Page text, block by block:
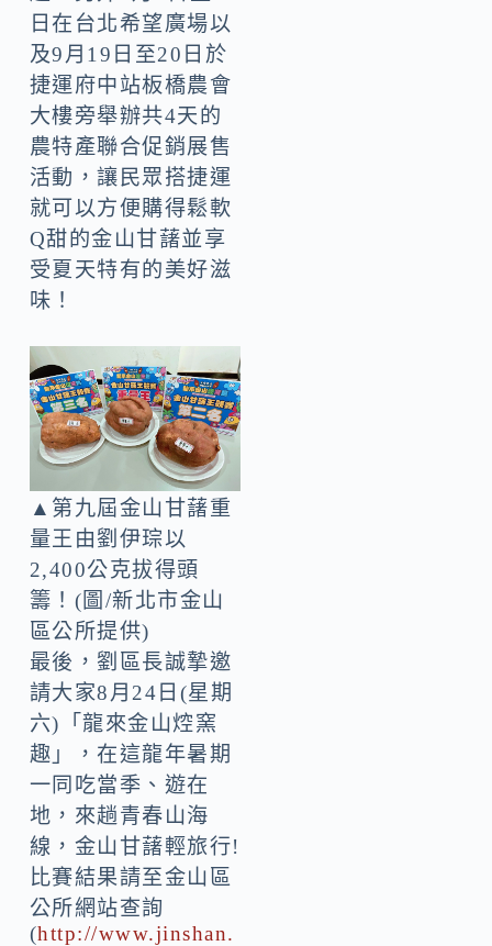
日在台北希望廣場以
及9月19日至20日於
捷運府中站板橋農會
大樓旁舉辦共4天的
農特產聯合促銷展售
活動，讓民眾搭捷運
就可以方便購得鬆軟
Q甜的金山甘藷並享
受夏天特有的美好滋
味！
▲第九屆金山甘藷重
量王由劉伊琮以
2,400公克拔得頭
籌！(圖/新北市金山
區公所提供)
最後，劉區長誠摯邀
請大家8月24日(星期
六)「龍來金山焢窯
趣」，在這龍年暑期
一同吃當季、遊在
地，來趟青春山海
線，金山甘藷輕旅行!
比賽結果請至金山區
公所網站查詢
(http://www.jinshan.